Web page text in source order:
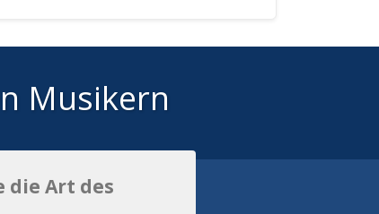
Musikern
die Art des